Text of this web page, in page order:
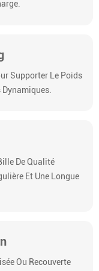
Supporter Le Poids
De Qualité
Et Une Longue
Ou Recouverte